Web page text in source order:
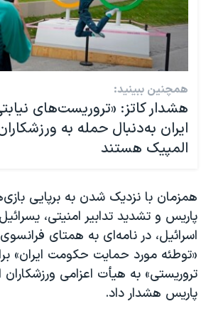
همچنین ببینید:
هشدار کاتز: «تروریست‌های
ایران به‌دنبال حمله به
المپیک هستند
همزمان با نزدیک شدن به برپایی
پاریس و تشدید تدابیر امنیتی،
اسرائیل، در نامه‌ای به همتای
«توطئه مورد حمایت حکومت ایران»
تروریستی» به هیأت اعزامی ورزشکاران
پاریس هشدار داد.